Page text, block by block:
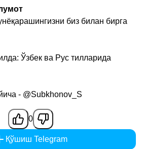
биз билан бирга
Ўзбек ва Рус тилларида
- @Subkhonov_S
0
Қўшиш Telegram